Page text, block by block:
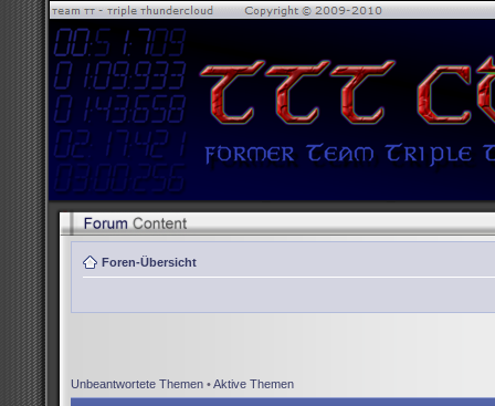
Foren-Übersicht
Unbeantwortete Themen •Aktive Themen